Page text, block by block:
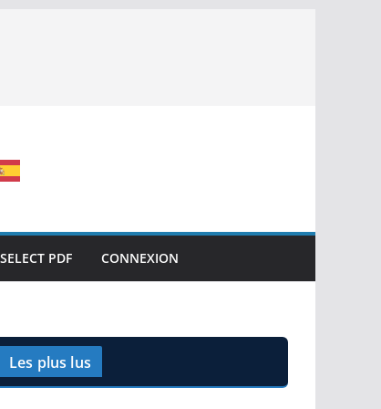
PDF CONNEXION
Les plus lus